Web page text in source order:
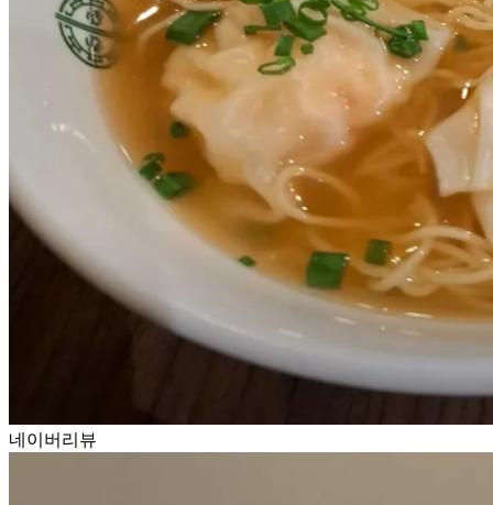
네이버리뷰